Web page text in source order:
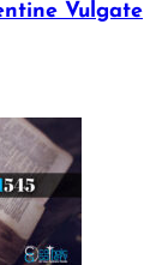
Vulgate